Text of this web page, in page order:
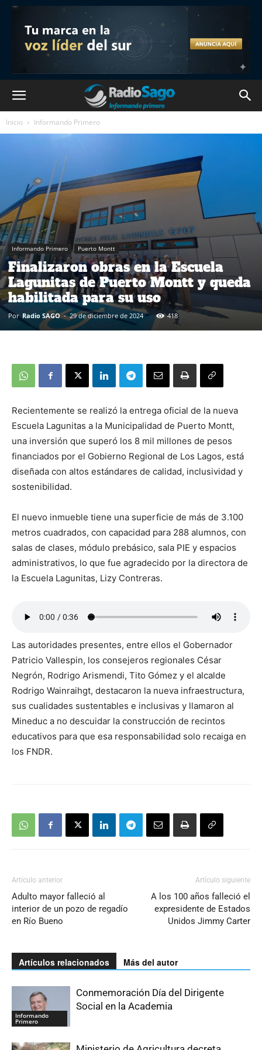
Inicio Informando Primero
Informando Primero Puerto Montt
Finalizaron obras en la Escuela
Lagunitas de Puerto Montt y queda
habilitada para su uso
Por Radio SAGO - 29 de diciembre de 2024 418
Recientemente se realizó la entrega oficial de la nueva
Escuela Lagunitas a la Municipalidad de Puerto Montt,
una inversión que superó los 8 mil millones de pesos
financiados por el Gobierno Regional de Los Lagos, está
diseñada con altos estándares de calidad, inclusividad y
sostenibilidad.
El nuevo inmueble tiene una superficie de más de 3.100
metros cuadrados, con capacidad para 288 alumnos, con
salas de clases, módulo prebásico, sala PIE y espacios
administrativos, lo que fue agradecido por la directora de
la Escuela Lagunitas, Lizy Contreras.
Las autoridades presentes, entre ellos el Gobernador
Patricio Vallespin, los consejeros regionales César
Negrón, Rodrigo Arismendi, Tito Gómez y el alcalde
Rodrigo Wainraihgt, destacaron la nueva infraestructura,
sus cualidades sustentables e inclusivas y llamaron al
Mineduc a no descuidar la construcción de recintos
educativos para que esa responsabilidad solo recaiga en
los FNDR.
Artículo anterior
Adulto mayor falleció al
interior de un pozo de regadío
en Río Bueno
Artículo siguiente
A los 100 años falleció el
expresidente de Estados
Unidos Jimmy Carter
Artículos relacionados Más del autor
Informando
Primero
Conmemoración Día del Dirigente
Social en la Academia